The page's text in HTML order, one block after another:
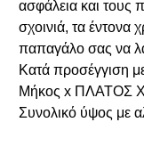
ασφάλεια και τους
σχοινιά, τα έντονα
παπαγάλο σας να
Κατά προσέγγιση
Μήκος x ΠΛΑΤΟΣ Χ
Συνολικό ύψος με